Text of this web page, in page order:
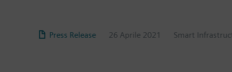
Press Release 26 Aprile 2021 Smart